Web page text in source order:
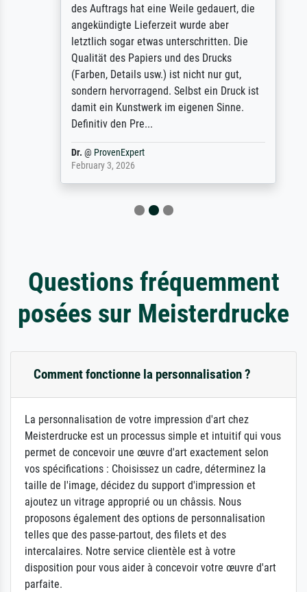
des Auftrags hat eine Weile gedauert, die
angekündigte Lieferzeit wurde aber
letztlich sogar etwas unterschritten. Die
Qualität des Papiers und des Drucks
(Farben, Details usw.) ist nicht nur gut,
sondern hervorragend. Selbst ein Druck ist
damit ein Kunstwerk im eigenen Sinne.
Definitiv den Pre...
@ProvenExpert
February 3, 2026
Questions fréquemment
posées sur Meisterdrucke
Comment fonctionne la personnalisation ?
La personnalisation de votre impression d'art chez
Meisterdrucke est un processus simple et intuitif qui vous
permet de concevoir une œuvre d'art exactement selon
vos spécifications : Choisissez un cadre, déterminez la
taille de l'image, décidez du support d'impression et
ajoutez un vitrage approprié ou un châssis. Nous
proposons également des options de personnalisation
telles que des passe-partout, des filets et des
intercalaires. Notre service clientèle est à votre
disposition pour vous aider à concevoir votre œuvre d'art
parfaite.